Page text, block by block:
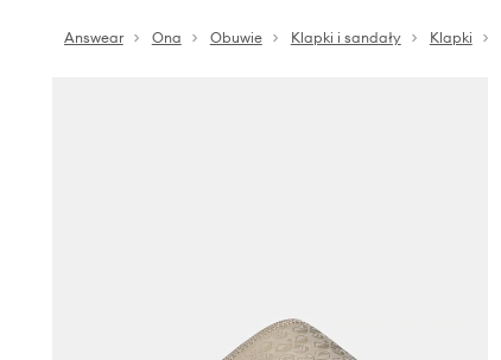
Answear Ona Obuwie Klapki i sandały Klapki